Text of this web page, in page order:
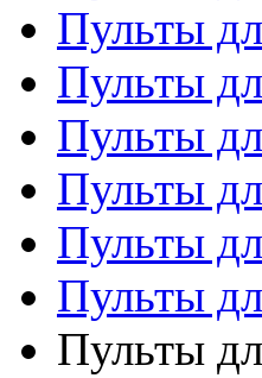
Пульты
Пульты
Пульты
Пульты
Пульты
Пульты
Пульты